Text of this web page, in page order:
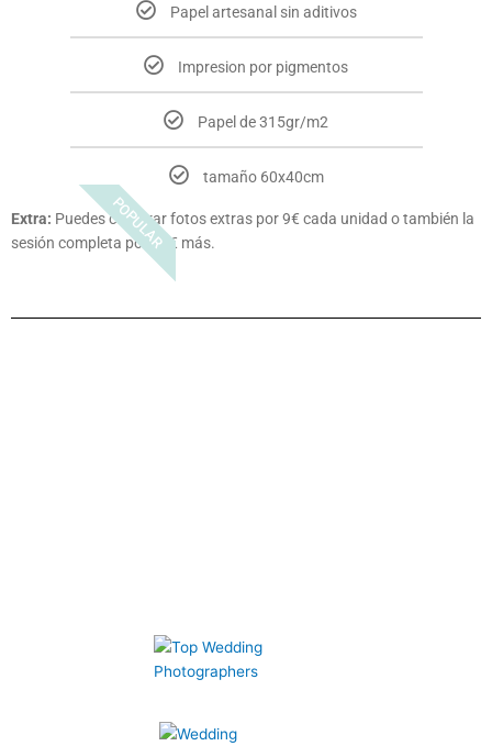
Papel artesanal sin aditivos
Impresion por pigmentos
Papel de 315gr/m2
tamaño 60x40cm
POPULAR
Extra: Puedes comprar fotos extras por 9€ cada unidad o también la
sesión completa por 90€ más.